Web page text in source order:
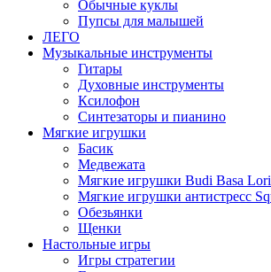
Обычные куклы
Пупсы для малышей
ЛЕГО
Музыкальные инструменты
Гитары
Духовные инструменты
Ксилофон
Синтезаторы и пианино
Мягкие игрушки
Басик
Медвежата
Мягкие игрушки Budi Basa
Мягкие игрушки антистресс
Обезьянки
Щенки
Настольные игры
Игры стратегии